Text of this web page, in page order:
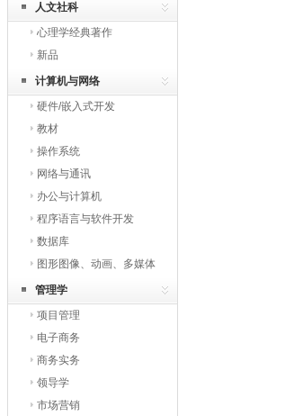
人文社科
心理学经典著作
新品
计算机与网络
硬件/嵌入式开发
教材
操作系统
网络与通讯
办公与计算机
程序语言与软件开发
数据库
图形图像、动画、多媒体
与网页开发
管理学
项目管理
电子商务
商务实务
领导学
市场营销